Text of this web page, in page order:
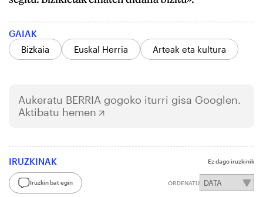
GAIAK
Bizkaia
Euskal Herria Arteak eta kultura
Aukeratu BERRIA gogoko iturri gisa Googlen.
Aktibatu hemen
IRUZKINAK Ez dago iruzkinik
Iruzkin bat egin ORDENATU